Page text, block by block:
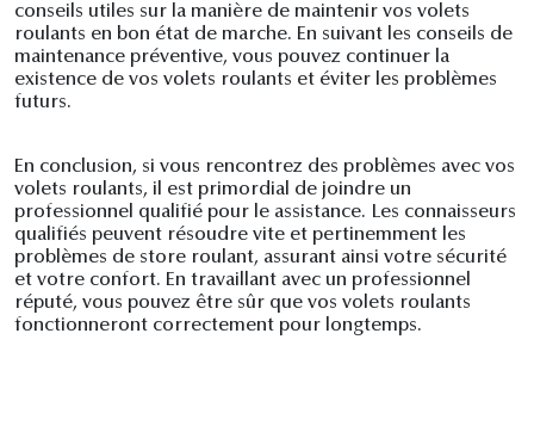
conseils utiles sur la manière de maintenir vos volets
roulants en bon état de marche. En suivant les conseils de
maintenance préventive, vous pouvez continuer la
existence de vos volets roulants et éviter les problèmes
futurs.
En conclusion, si vous rencontrez des problèmes avec vos
volets roulants, il est primordial de joindre un
professionnel qualifié pour le assistance. Les connaisseurs
qualifiés peuvent résoudre vite et pertinemment les
problèmes de store roulant, assurant ainsi votre sécurité
et votre confort. En travaillant avec un professionnel
réputé, vous pouvez être sûr que vos volets roulants
fonctionneront correctement pour longtemps.